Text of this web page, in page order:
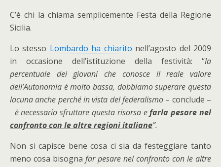
C’è chi la chiama semplicemente Festa della Regione
Sicilia.
Lo stesso Lombardo ha chiarito nell’agosto del 2009
in occasione dell’istituzione della festività: “la
percentuale dei giovani che conosce il reale valore
dell’Autonomia è molto bassa, dobbiamo superare questa
lacuna anche perché in vista del federalismo – conclude –
è necessario sfruttare questa risorsa efarla pesare nel
confronto con le altre regioni italiane”.
Non si capisce bene cosa ci sia da festeggiare tanto
meno cosa bisogna far pesare nel confronto con le altre